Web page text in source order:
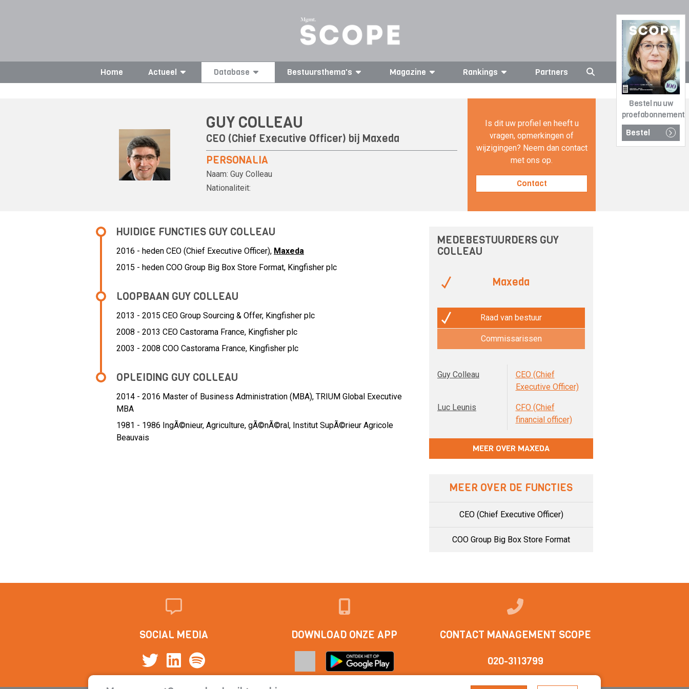
Bestel nu uw
proefabonnement
Bestel
Home Actueel Database Bestuursthema's Magazine Rankings Partners
GUY COLLEAU
CEO (Chief Executive Officer) bij Maxeda
PERSONALIA
Naam: Guy Colleau
Nationaliteit:
Is dit uw profiel en heeft u
vragen, opmerkingen of
wijzigingen? Neem dan contact
met ons op.
Contact
HUIDIGE FUNCTIES GUY COLLEAU
2016 - heden CEO (Chief Executive Officer), Maxeda
2015 - heden COO Group Big Box Store Format, Kingfisher plc
LOOPBAAN GUY COLLEAU
2013 - 2015 CEO Group Sourcing & Offer, Kingfisher plc
2008 - 2013 CEO Castorama France, Kingfisher plc
2003 - 2008 COO Castorama France, Kingfisher plc
OPLEIDING GUY COLLEAU
2014 - 2016 Master of Business Administration (MBA), TRIUM Global Executive
MBA
1981 - 1986 IngÃ©nieur, Agriculture, gÃ©nÃ©ral, Institut SupÃ©rieur Agricole
Beauvais
MEDEBESTUURDERS GUY
COLLEAU
Maxeda
Raad van bestuur
Commissarissen
Guy Colleau
CEO (Chief
Executive Officer)
Luc Leunis
CFO (Chief
financial officer)
MEER OVER MAXEDA
MEER OVER DE FUNCTIES
CEO (Chief Executive Officer)
COO Group Big Box Store Format
SOCIAL MEDIA DOWNLOAD ONZE APP CONTACT MANAGEMENT SCOPE
020-3113799